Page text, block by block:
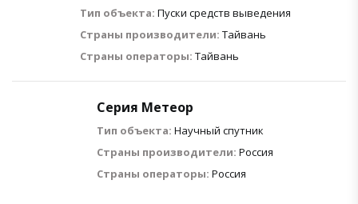
Тип объекта: Пуски средств выведения
Страны производители: Тайвань
Страны операторы: Тайвань
Серия Метеор
Тип объекта: Научный спутник
Страны производители: Россия
Страны операторы: Россия